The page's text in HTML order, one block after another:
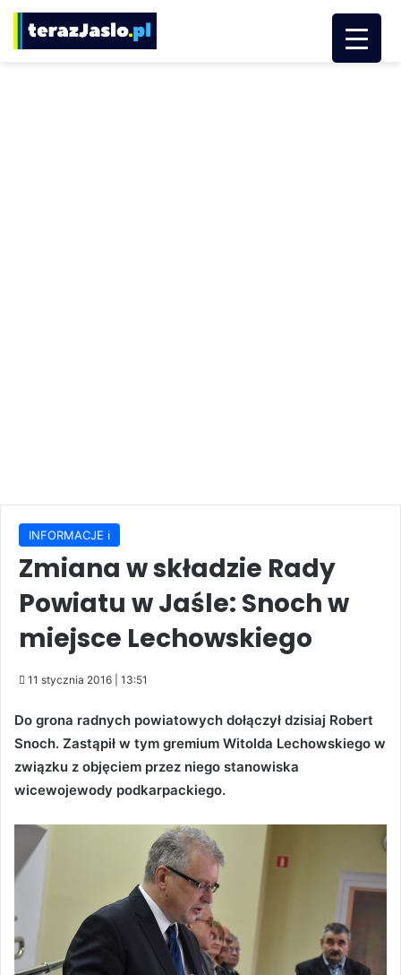
INFORMACJE ℹ️
Zmiana w składzie Rady
Powiatu w Jaśle: Snoch w
miejsce Lechowskiego
11 stycznia 2016 | 13:51
Do grona radnych powiatowych dołączył dzisiaj Robert
Snoch. Zastąpił w tym gremium Witolda Lechowskiego w
związku z objęciem przez niego stanowiska
wicewojewody podkarpackiego.